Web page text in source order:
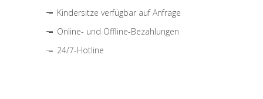
Kindersitze verfügbar auf Anfrage
Online- und Offline-Bezahlungen
24/7-Hotline